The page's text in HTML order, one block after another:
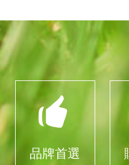
品牌首選